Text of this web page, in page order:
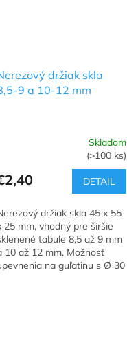
držiak skla
9 a 10-12 mm
je
Skladom
(>100 ks)
DETAIL
držiak skla 45 x 55
25 mm, vhodný pre širšie
tabule 8,5 až 9 mm
10 až 12 mm. Možnosť
na guľatinu s Ø 30